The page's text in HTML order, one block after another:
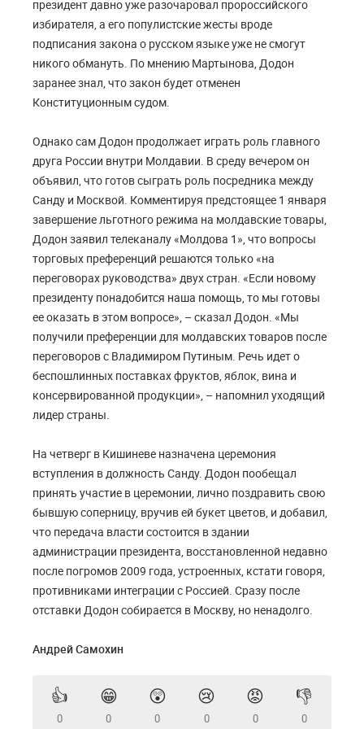
президент давно уже разочаровал пророссийского
избирателя, а его популистские жесты вроде
подписания закона о русском языке уже не смогут
никого обмануть. По мнению Мартынова, Додон
заранее знал, что закон будет отменен
Конституционным судом.
Однако сам Додон продолжает играть роль главного
друга России внутри Молдавии. В среду вечером он
объявил, что готов сыграть роль посредника между
Санду и Москвой. Комментируя предстоящее 1 января
завершение льготного режима на молдавские товары,
Додон заявил телеканалу «Молдова 1», что вопросы
торговых преференций решаются только «на
переговорах руководства» двух стран. «Если новому
президенту понадобится наша помощь, то мы готовы
ее оказать в этом вопросе», – сказал Додон. «Мы
получили преференции для молдавских товаров после
переговоров с Владимиром Путиным. Речь идет о
беспошлинных поставках фруктов, яблок, вина и
консервированной продукции», – напомнил уходящий
лидер страны.
На четверг в Кишиневе назначена церемония
вступления в должность Санду. Додон пообещал
принять участие в церемонии, лично поздравить свою
бывшую соперницу, вручив ей букет цветов, и добавил,
что передача власти состоится в здании
администрации президента, восстановленной недавно
после погромов 2009 года, устроенных, кстати говоря,
противниками интеграции с Россией. Сразу после
отставки Додон собирается в Москву, но ненадолго.
Андрей Самохин
👍
0
😁
0
😲
0
😢
0
😡
0
👎
0